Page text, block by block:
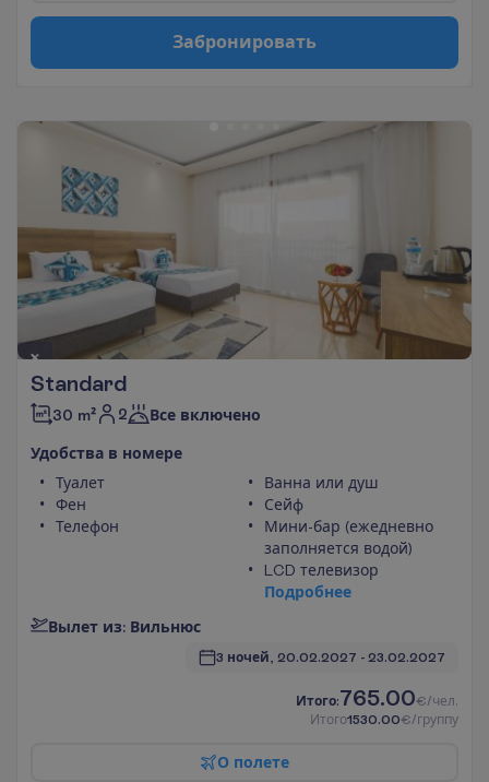
Забронировать
Standard
30 m² 2 Все включено
Удобства в номере
Туалет
Фен
Телефон
Ванна или душ
Сейф
Мини-бар (ежедневно
заполняется водой)
LCD телевизор
Подробнее
Вылет из: Вильнюс
3 ночей, 20.02.2027 - 23.02.2027
И того:765.00€/чел.
Итого1530.00€/группу
О полете